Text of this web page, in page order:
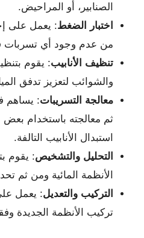
الصنابير، أو المراحيض.
اختبار الضغط: يعمل على
من عدم وجود أي تسربات
تنظيف الأنابيب: يقوم
والشوائب لتعزيز تدفق
معالجة التسريبات: يساهم
ثم معالجته باستخدام بعض
استبدال الأنابيب التالفة.
التحليل والتشخيص: يقوم
الأنظمة المائية ومن ثم
التركيب والتعديل: يعمل
تركيب الأنظمة الجديدة